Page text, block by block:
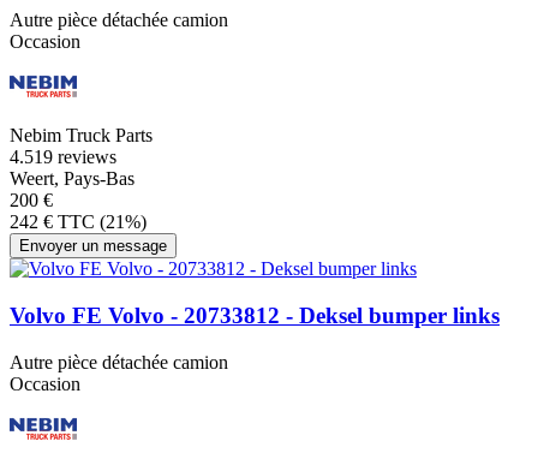
Autre pièce détachée camion
Occasion
Nebim Truck Parts
4.519 reviews
Weert, Pays-Bas
200 €
242 € TTC (21%)
Envoyer un message
Volvo FE Volvo - 20733812 - Deksel bumper links
Autre pièce détachée camion
Occasion